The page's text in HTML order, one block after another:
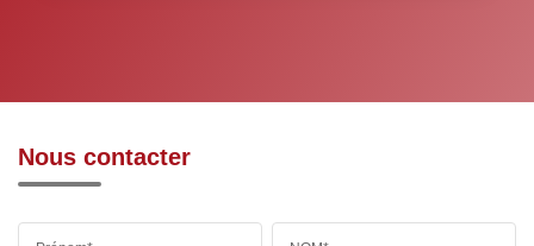
Nous contacter